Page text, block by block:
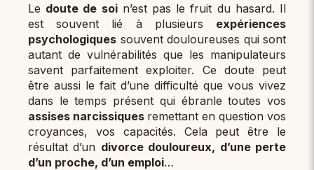
Le doute de soin’est pas le fruit du hasard. Il
est souvent lié à plusieurs expériences
psychologiques souvent douloureuses qui sont
autant de vulnérabilités que les manipulateurs
savent parfaitement exploiter. Ce doute peut
être aussi le fait d’une difficulté que vous vivez
dans le temps présent qui ébranle toutes vos
assises narcissiques remettant en question vos
croyances, vos capacités. Cela peut être le
résultat d’un divorce douloureux, d’une perte
d’un proche, d’un emploi…